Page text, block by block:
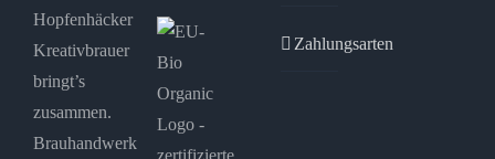
Hopfenhäcker
Kreativbrauer
bringt’s
zusammen.
Brauhandwerk
Zahlungsarten